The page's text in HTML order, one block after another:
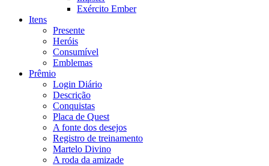
Exército Ember
Itens
Presente
Heróis
Consumível
Emblemas
Prêmio
Login Diário
Descrição
Conquistas
Placa de Quest
A fonte dos desejos
Registro de treinamento
Martelo Divino
A roda da amizade